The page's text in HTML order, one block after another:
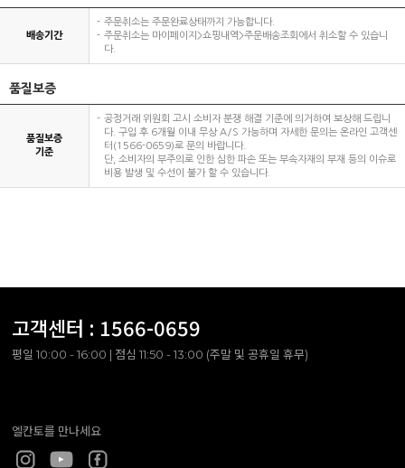
배송기간
주문취소는 주문완료상태까지 가능합니다.
주문취소는 마이페이지>쇼핑내역>주문배송조회에서 취소할 수 있습니
다.
품질보증
품질보증
기준
공정거래 위원회 고시 소비자 분쟁 해결 기준에 의거하여 보상해 드립니
다. 구입 후 6개월 이내 무상 A/S 가능하며 자세한 문의는 온라인 고객센
터(1566-0659)로 문의 바랍니다.
단, 소비자의 부주의로 인한 심한 파손 또는 부속자재의 부재 등의 이슈로
비용 발생 및 수선이 불가 할 수 있습니다.
고객센터 : 1566-0659
평일 10:00 - 16:00 | 점심 11:50 - 13:00 (주말 및 공휴일 휴무)
엘칸토를 만나세요